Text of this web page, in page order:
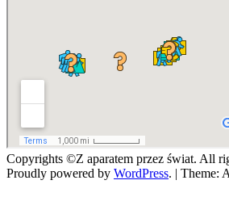
Copyrights ©Z aparatem przez świat. All
Proudly powered by WordPress. | Theme: